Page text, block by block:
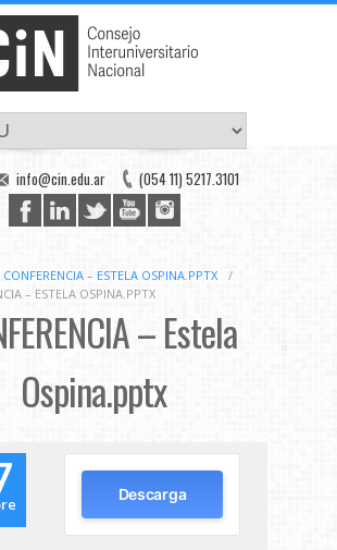
(054 11) 5217.3101
info@cin.edu.ar
CONFERENCIA – ESTELA OSPINA.PPTX
/
– ESTELA OSPINA.PPTX
– Estela
Ospina.pptx
Descarga